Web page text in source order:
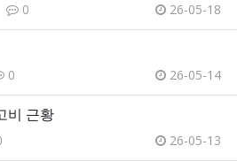
0 26-05-18
0 26-05-14
비 근황
26-05-13